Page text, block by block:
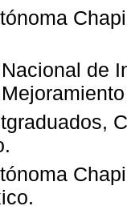
de